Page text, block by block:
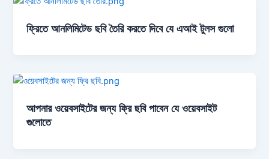
ফ্রিতে আনলিমিটেড ছবি তৈরি করতে দিবে যে এআই টুলস গুলো
আপনার ওয়েবসাইটের জন্য ফ্রি ছবি পাবেন যে ওয়েবসাইট
গুলোতে